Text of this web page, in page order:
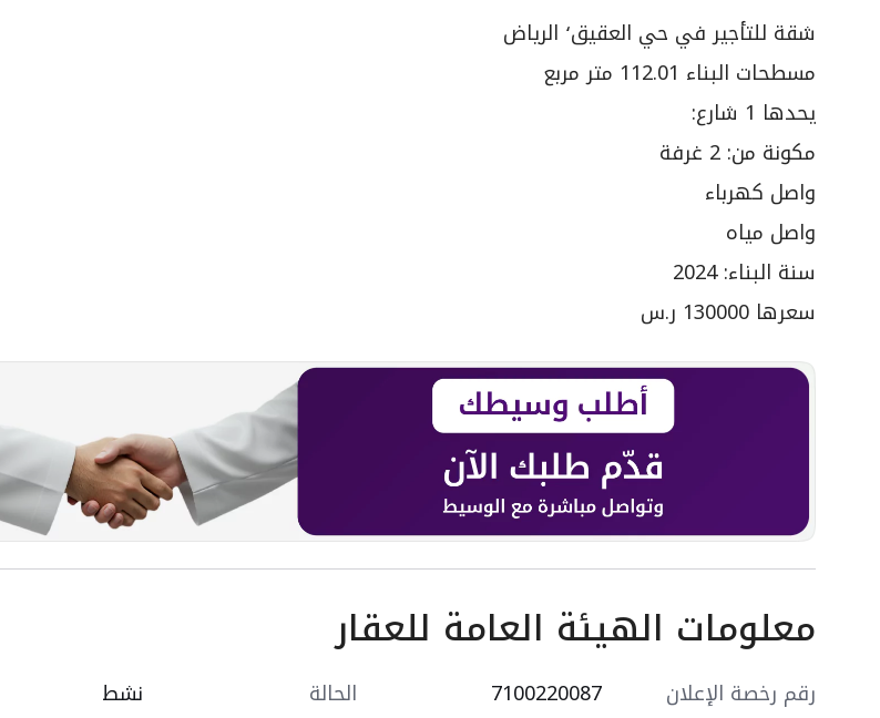
شقة للتأجير في حي العقيق٬ الرياض
مسطحات البناء 112.01 متر مربع
يحدها 1 شارع:
مكونة من: 2 غرفة
واصل كهرباء
واصل مياه
سنة البناء: 2024
سعرها 130000 ر.س
معلومات الهيئة العامة للعقار
رقم رخصة الإعلان 7100220087 الحالة
نشط